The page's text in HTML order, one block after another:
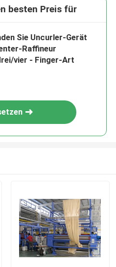
besten Preis für
Sie Uncurler-Gerät
Raffineur
vier - Finger-Art